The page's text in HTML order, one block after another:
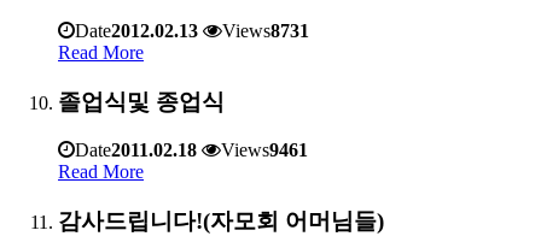
Date2012.02.13 Views8731
Read More
졸업식및 종업식
Date2011.02.18 Views9461
Read More
감사드립니다!(자모회 어머님들)